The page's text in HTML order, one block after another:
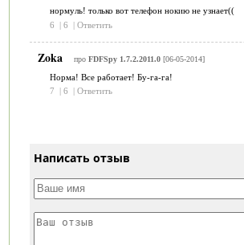
нормуль! только вот телефон нокию не узнает((
6
| 6 | Ответить
Zoka про FDFSpy 1.7.2.2011.0[06-05-2014]
Норма! Все работает! Бу-га-га!
7
| 6 | Ответить
Написать отзыв